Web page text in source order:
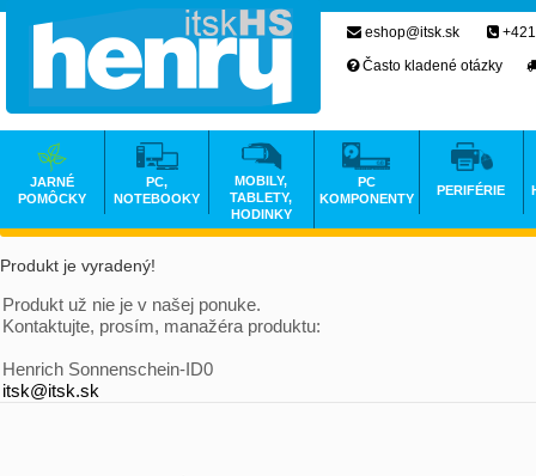
Produkt je vyradený!
Produkt už nie je v našej ponuke.
Kontaktujte, prosím, manažéra produktu:
Henrich Sonnenschein-ID0
itsk@itsk.sk
eshop@itsk.sk
Často kladené otázky
JARNÉ
POMÔCKY
PC,
NOTEBOOKY
MOBILY,
TABLETY,
HODINKY
PC
KOMPONENTY
PERIFÉRIE